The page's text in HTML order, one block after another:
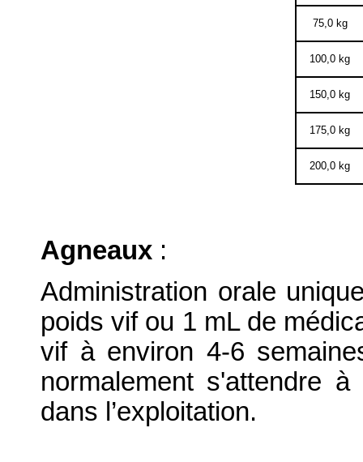
75,0 kg
100,0 kg
150,0 kg
175,0 kg
200,0 kg
Agneaux :
Administration orale
poids vif ou 1 mL de
vif à environ 4-6
normalement s'attendre
dans l’exploitation.